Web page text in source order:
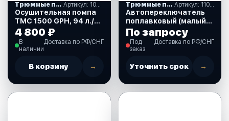
Трюмные помпы
Осушительная помпа
TMC 1500 GPH, 94 л./
мин., 12 В. (1005612)
4 800 ₽
В
наличии
Доставка по РФ/СНГ
В корзину →
Трюмные помпы Артикул: 110019
Автопереключатель
поплавковый (малый)
(110019)
По запросу
Под
заказ
Доставка по РФ/СНГ
Уточнить срок →